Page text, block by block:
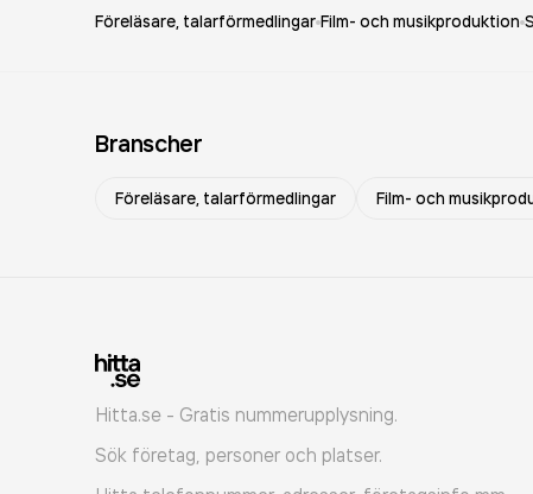
Föreläsare, talarförmedlingar Film- och musikproduktion
Branscher
Föreläsare, talarförmedlingar Film- och
Hitta.se - Gratis nummerupplysning.
Sök företag, personer och platser.